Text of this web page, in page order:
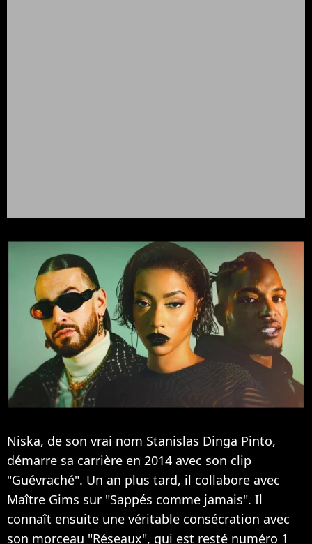
Niska, de son vrai nom Stanislas Dinga Pinto,
démarre sa carrière en 2014 avec son clip
"Guévraché". Un an plus tard, il collabore avec
Maître Gims sur "Sappés comme jamais". Il
connaît ensuite une véritable consécration avec
son morceau "Réseaux", qui est resté numéro 1